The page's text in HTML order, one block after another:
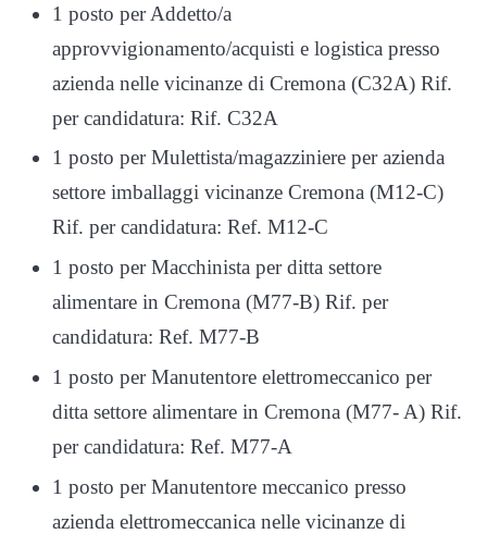
1 posto per Addetto/a
approvvigionamento/acquisti e logistica presso
azienda nelle vicinanze di Cremona (C32A) Rif.
per candidatura: Rif. C32A
1 posto per Mulettista/magazziniere per azienda
settore imballaggi vicinanze Cremona (M12-C)
Rif. per candidatura: Ref. M12-C
1 posto per Macchinista per ditta settore
alimentare in Cremona (M77-B) Rif. per
candidatura: Ref. M77-B
1 posto per Manutentore elettromeccanico per
ditta settore alimentare in Cremona (M77- A) Rif.
per candidatura: Ref. M77-A
1 posto per Manutentore meccanico presso
azienda elettromeccanica nelle vicinanze di